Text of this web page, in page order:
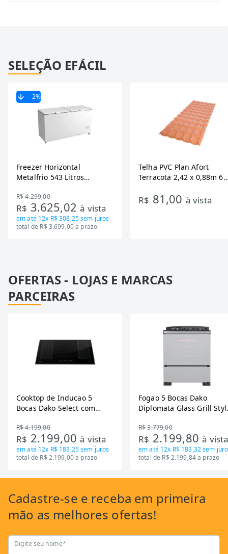
SELEÇÃO EFÁCIL
2%
Freezer Horizontal
Metalfrio 543 Litros
Tecnologia Inverter, Branco,
Bivolt
R$ 4.299,00
R$ 3.625,02à vista
em até 12x R$ 308,25sem juros
total de R$ 3.699,00 a prazo
Telha PVC Plan Afort
Terracota 2,42 x 0,88m 6
R$ 81,00 à vista
OFERTAS - LOJAS E MARCAS
PARCEIRAS
Cooktop de Inducao 5
Bocas Dako Select com
R$ 4.199,00
R$ 2.199,00à vista
em até 12x R$ 183,25sem juros
total de R$ 2.199,00 a prazo
Fogao 5 Bocas Dako
Diplomata Glass Grill
R$ 3.779,00
R$ 2.199,80à
em até 12x R$ 183,32sem
total de R$ 2.199,84 a prazo
Cadastre-se e receba em primeira
mão as melhores ofertas!
Digite seu nome*